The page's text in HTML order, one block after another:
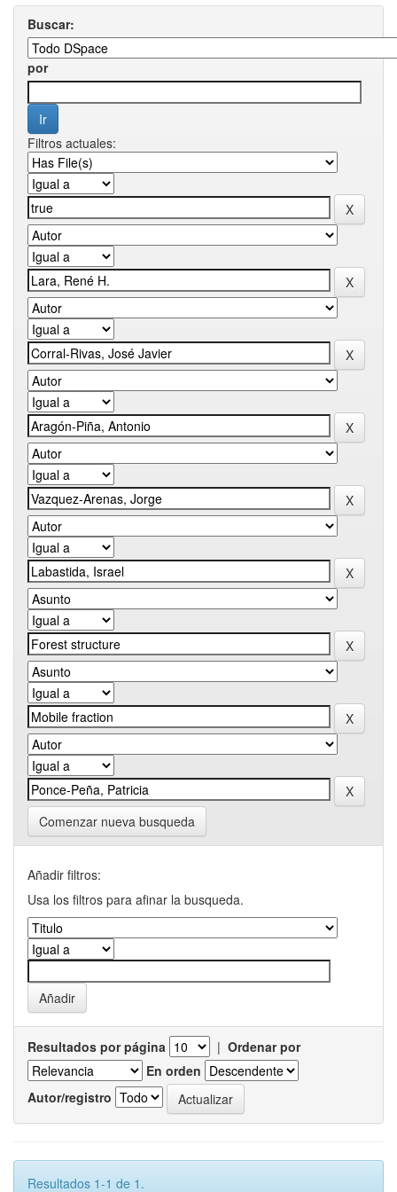
Buscar:
por
Filtros actuales:
Comenzar nueva busqueda
Añadir filtros:
Usa los filtros para afinar la busqueda.
Resultados por página | Ordenar por
En orden
Autor/registro
Resultados 1-1 de 1.